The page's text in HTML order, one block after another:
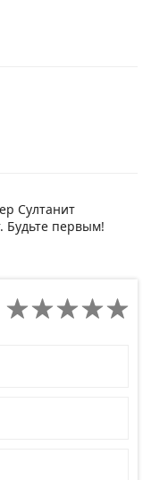
Султанит
Будьте первым!